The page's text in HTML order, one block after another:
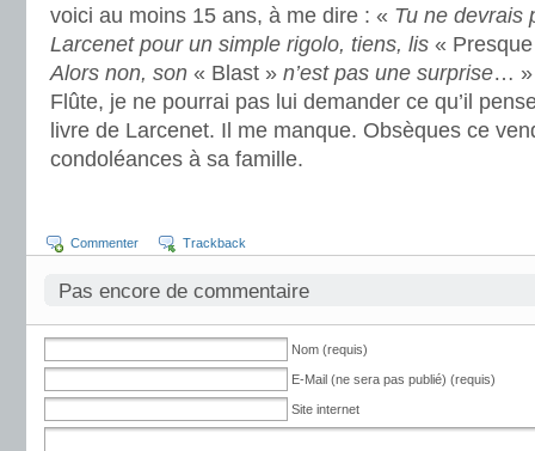
voici au moins 15 ans, à me dire : « Tu ne devrais
Larcenet pour un simple rigolo, tiens, lis «
Alors non, son « Blast » n’est pas une surprise… »
Flûte, je ne pourrai pas lui demander ce qu’il
livre de Larcenet. Il me manque. Obsèques ce
condoléances à sa famille.
Commenter Trackback
Pas encore de commentaire
Nom (requis)
E-Mail (ne sera pas publié) (requis)
Site internet